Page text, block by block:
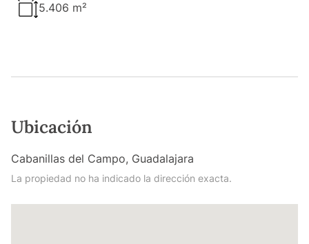
5.406 m²
Ubicación
Cabanillas del Campo, Guadalajara
La propiedad no ha indicado la dirección exacta.